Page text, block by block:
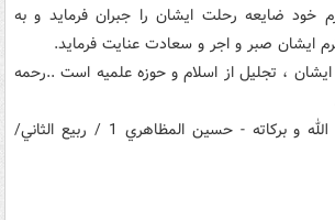
خود ضايعه رحلت ايشان را جبران فرمايد و به
ايشان صبر و اجر و سعادت عنايت فرمايد.
، تجليل از اسلام و حوزه علميه است ..رحمه
و السلام عليه و رحمه الله و برکاته - حسين المظاهري 1 / ربيع الثاني/